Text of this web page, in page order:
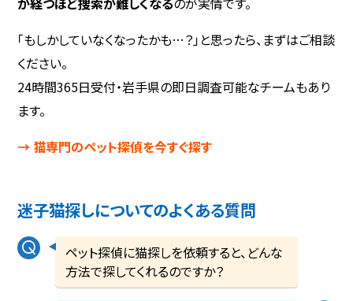
「もしかしていなくなったかも…？」と思ったら、まずはご相談
ください。
24時間365日受付・岩手県の即日調査可能なチームもあり
ます。
→ 猫専門のペット探偵を今すぐ探す
迷子猫探しについてのよくある質問
ペット探偵に猫探しを依頼すると、どんな
方法で探してくれるのですか？